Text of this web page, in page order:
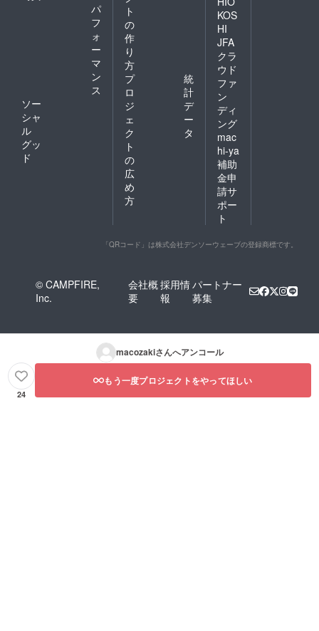
ご希望
をご記
＊掲載
するお
いただ
す。
パ
フ
ォ
ー
マ
ン
ス
ソー
シャ
ル
グッ
ド
ト
の
作
り
方
プ
ロ
ジ
ェ
ク
ト
の
広
め
方
統
計
デ
ー
タ
KOS
HI
JFA
クラ
ウド
ファ
ン
ディ
ング
mac
hi-ya
補助
金申
請サ
ポー
ト
「QRコード」は株式会社デンソーウェーブの登録商標です。
© CAMPFIRE,
Inc.
会社概
要
採用情
報
パートナー
募集
macozakiさんへアンコール
24
もう一度プロジェクトをやってほしい